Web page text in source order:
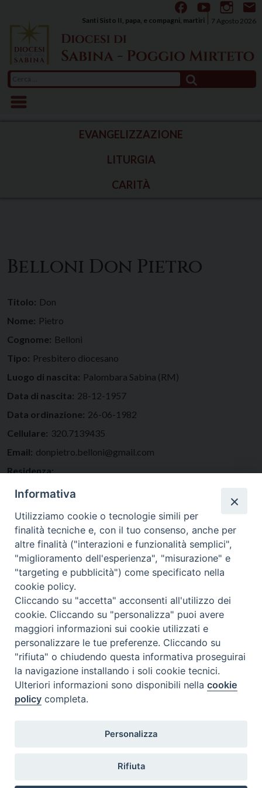
content
7 Agosto 2026
Santi Sisto II, papa, e compagni, martiri
per:
EVANGELIZZAZIONE
LITURGIA
CARITÀ
Belloni Don Pietro
Titolo: Don
Nome: Pietro
Cognome: Belloni
Tipo: Presbitero diocesano
Luogo di nascita: Palombara Sabina (RM)
Data di nascita: 28-12-1957
Data ordinazione: 26-06-1982
Cellulare: 320.7139435
Email: donpietro.belloni@gmail.com
Residenza:
Incarichi
Piazza Mario Dottori, 14
02047 Poggio Mirteto (Rieti)
diocesi@diocesisabina.it
Informativa
Utilizziamo cookie o tecnologie simili per
finalità tecniche e, con il tuo consenso, anche per
altre finalità ("interazioni e funzionalità semplici",
"miglioramento dell'esperienza", "misurazione" e
"targeting e pubblicità") come specificato nella
cookie policy.
Cliccando su "accetta" acconsenti all'utilizzo dei
cookie. Cliccando su "personalizza" puoi avere
maggiori informazioni sui cookie utilizzati e
personalizzare le tue preferenze. Cliccando su
"rifiuta" o chiudendo questa informativa proseguirai
la navigazione installando i soli cookie tecnici.
Ulteriori informazioni sono disponibili nellacookie
policy completa.
Personalizza
Rifiuta